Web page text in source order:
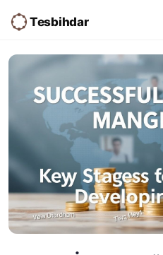
Tesbihdar